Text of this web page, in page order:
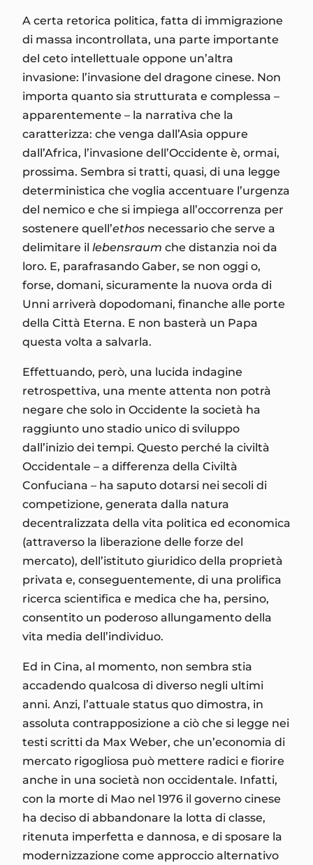
A certa retorica politica, fatta di immigrazione
di massa incontrollata, una parte importante
del ceto intellettuale oppone un’altra
invasione: l’invasione del dragone cinese. Non
importa quanto sia strutturata e complessa –
apparentemente – la narrativa che la
caratterizza: che venga dall’Asia oppure
dall’Africa, l’invasione dell’Occidente è, ormai,
prossima. Sembra si tratti, quasi, di una legge
deterministica che voglia accentuare l’urgenza
del nemico e che si impiega all’occorrenza per
sostenere quell’ethos necessario che serve a
delimitare il lebensraum che distanzia noi da
loro. E, parafrasando Gaber, se non oggi o,
forse, domani, sicuramente la nuova orda di
Unni arriverà dopodomani, finanche alle porte
della Città Eterna. E non basterà un Papa
questa volta a salvarla.
Effettuando, però, una lucida indagine
retrospettiva, una mente attenta non potrà
negare che solo in Occidente la società ha
raggiunto uno stadio unico di sviluppo
dall’inizio dei tempi. Questo perché la civiltà
Occidentale – a differenza della Civiltà
Confuciana – ha saputo dotarsi nei secoli di
competizione, generata dalla natura
decentralizzata della vita politica ed economica
(attraverso la liberazione delle forze del
mercato), dell’istituto giuridico della proprietà
privata e, conseguentemente, di una prolifica
ricerca scientifica e medica che ha, persino,
consentito un poderoso allungamento della
vita media dell’individuo.
Ed in Cina, al momento, non sembra stia
accadendo qualcosa di diverso negli ultimi
anni. Anzi, l’attuale status quo dimostra, in
assoluta contrapposizione a ciò che si legge nei
testi scritti da Max Weber, che un’economia di
mercato rigogliosa può mettere radici e fiorire
anche in una società non occidentale. Infatti,
con la morte di Mao nel 1976 il governo cinese
ha deciso di abbandonare la lotta di classe,
ritenuta imperfetta e dannosa, e di sposare la
modernizzazione come approccio alternativo